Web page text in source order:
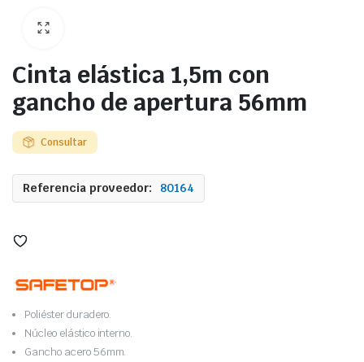
Cinta elástica 1,5m con
gancho de apertura 56mm
Consultar
Referencia proveedor: 80164
Poliéster duradero.
Núcleo elástico interno.
Gancho acero 56mm.